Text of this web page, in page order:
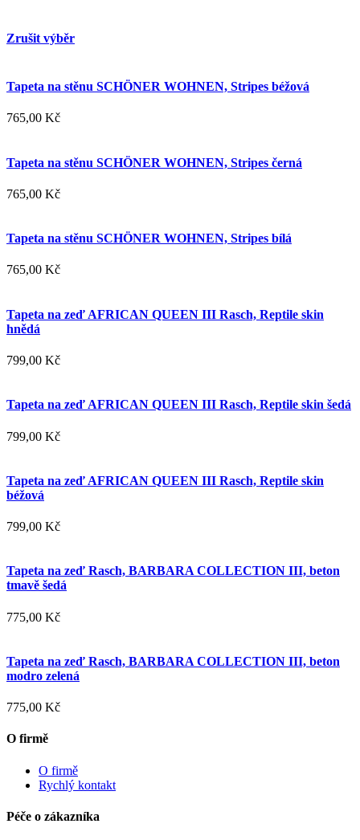
Zrušit výběr
Tapeta na stěnu SCHÖNER WOHNEN, Stripes béžová
765,00 Kč
Tapeta na stěnu SCHÖNER WOHNEN, Stripes černá
765,00 Kč
Tapeta na stěnu SCHÖNER WOHNEN, Stripes bílá
765,00 Kč
Tapeta na zeď AFRICAN QUEEN III Rasch, Reptile skin
hnědá
799,00 Kč
Tapeta na zeď AFRICAN QUEEN III Rasch, Reptile skin šedá
799,00 Kč
Tapeta na zeď AFRICAN QUEEN III Rasch, Reptile skin
béžová
799,00 Kč
Tapeta na zeď Rasch, BARBARA COLLECTION III, beton
tmavě šedá
775,00 Kč
Tapeta na zeď Rasch, BARBARA COLLECTION III, beton
modro zelená
775,00 Kč
O firmě
O firmě
Rychlý kontakt
Péče o zákazníka